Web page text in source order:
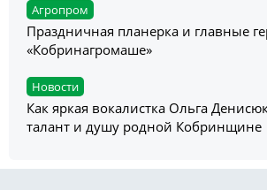
Агропром
Праздничная планерка и главные
«Кобринагромаше»
Новости
Как яркая вокалистка Ольга
талант и душу родной Кобринщине